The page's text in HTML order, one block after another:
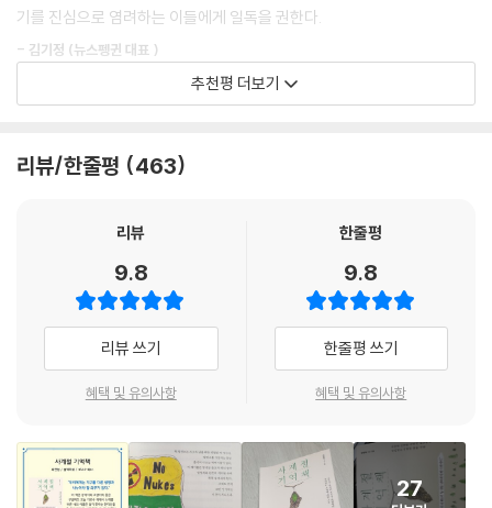
---「밟히지 않으면 생존할 수 없는 숙명을 안은 풀_ 질경이」중에서
다람쥐나 어치 같은 동물들은 도토리가 떨어지기 시작하면 모아서 자기가
기억할 수 있는 장소에 숨겨놓는다. 겨우내 꺼내 먹을 식량을 저장하며 겨
참나무 입장에서도 좋다. 나무 아래로 떨어진 도토리가 설령 싹을 틔운다
고 해도 큰 나무 아래서 다른 나무가 제대로 자라긴 쉽지 않으니 가능하면
숨겨놓은 도토리를 동물이 다 기억하기란 불가능하니 잊히는 바람에 용케
살아남은 도토리는 적당한 깊이에 묻혀 있다가 안정적으로 뿌리를 내리고
싹을 올리며 큰 참나무가 된다. 그리고 어치와 다람쥐는 도토리를 잘 묻어
준 수고의 대가를 가을에 도토리로 되돌려받는다.
---「참나무 숲은 누가 만드나?_ 다람쥐」중에서
낮추고 보면 그 틈바구니에서 앙증맞은 풀꽃들이 진 자리에 다양한 모양의
씨앗을 만나기 좋은 때다. 풀꽃들 가운데 예쁜 꽃과 어울리지 않는 ‘이질’이
라는 생뚱맞은 이름을 가진 풀이 있다. 이질풀은 이질을 치료하는 지사제
려오는 시대, 기억하고 지켜가겠다는 일념 하나로 저자는 이 책을 펴낸다.
“일상의 모든 순간 자연을 만나다.”
생명과 생명 사이에서 길어 올린 자연의 무해한 위로
담배나방 애벌레를 꺼낸 순간, 분갈이를 하던 화분에서 지렁이를 발견한
을 세심하게 관찰하고, 따뜻한 시선으로 기록한다. 《사계절 기억책》은 강
아지와 고양이의 종은 구별해도 오늘 가로수 위에서 노래를 부른 새의 이
름은 알지 못하는 현대인들을 위한 도시 숲 자연주의자의 수상록이다.
“도시가 콘크리트 숲이라고 해도 사실 풀이며 새며 곳곳에 스며든 생명을
만나는 일은 어렵지 않다(73쪽)”고 말하는 저자는 산과 바다, 강과 하천,
갯벌과 습지 등 곳곳을 누비며 그곳에서 만난 수많은 목숨붙이들의 이야기
긴꼬리딱새…. 자연을 온전히 받아들일 준비가 된 자만이 마주할 수 있는
광경이다.
기를 진심으로 염려하는 이들에게 일독을 권한다.
- 김기정 (뉴스펭귄 대표 )
최원형 작가는 우리에게 지구를 위한 투사가 되라고 재촉하지 않는다. 대
계망의 세계가 넓고 깊어져 자연에 자연스레 안길 거라고 말한다. 책을 읽
줄 아는 방법을 가르쳐주는 도시 생활자의 수상록이다.
- 남종영 (한겨레 기후변화팀 기자, 환경 논픽션 작가 )
추천평 더보기
리뷰/한줄평 463
리뷰
9.8
리뷰 쓰기
혜택 및 유의사항
한줄평
9.8
한줄평 쓰기
혜택 및 유의사항
27